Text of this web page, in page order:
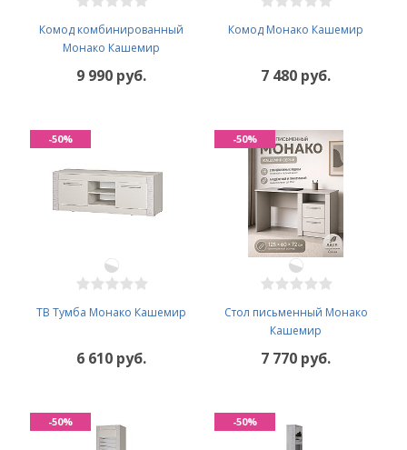
Комод комбинированный
Монако Кашемир
9 990 руб.
Комод Монако Кашемир
7 480 руб.
ТВ Тумба Монако Кашемир
6 610 руб.
-50%
Стол письменный Монако
Кашемир
7 770 руб.
-50%
-50% -50%